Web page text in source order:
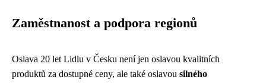
Zaměstnanost a podpora regionů
Oslava 20 let Lidlu v Česku není jen oslavou kvalitních
produktů za dostupné ceny, ale také oslavou silného